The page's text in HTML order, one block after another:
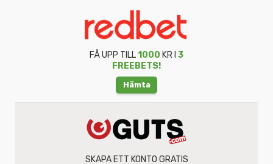
FÅ UPP TILL1000 KR I 3
FREEBETS!
Hämta
SKAPA ETT KONTO GRATIS